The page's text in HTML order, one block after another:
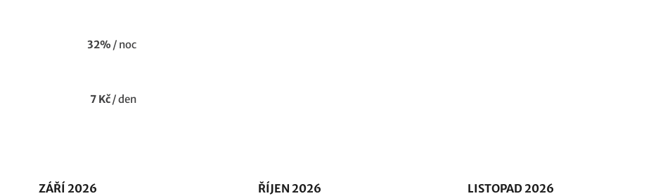
32%/ noc
7 Kč/den
ZÁŘÍ 2026 ŘÍJEN 2026 LISTOPAD 2026